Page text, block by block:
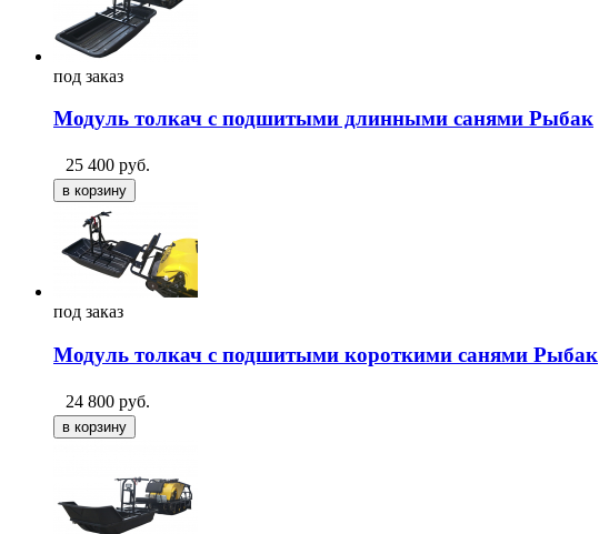
под заказ
Модуль толкач с подшитыми длинными санями Рыбак
25 400 руб.
под заказ
Модуль толкач с подшитыми короткими санями Рыбак
24 800 руб.